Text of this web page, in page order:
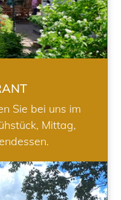
Sie bei uns im
Mittag,